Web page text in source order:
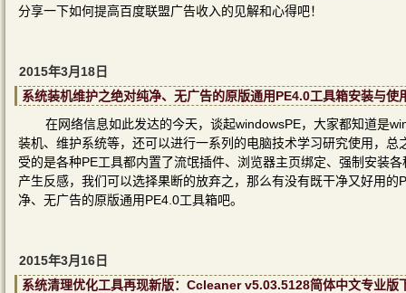
分享一下如何提高百度联盟广告收入的见解和心得吧！
2015年3月18日
系统装机维护之绝对纯净、无广告的原版通用PE4.0工具箱安装与使
在网络信息如此发达的今天，谈起windowsPE，大家都知道是
装机、维护系统等，还可以进行一系列的电脑技术学习研究使用，
受的是各种PE工具都内置了流氓插件、浏览器主页绑定、强制安装
产生反感，我们可以选择果断的放弃之，那么有没有既干净又好用
净、无广告的原版通用PE4.0工具箱吧。
2015年3月16日
系统清理优化工具再现新版：Ccleaner v5.03.5128简体中文专业版